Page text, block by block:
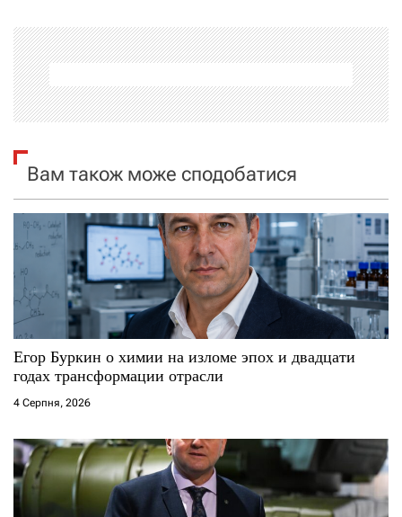
а
ц
і
я
з
а
п
и
с
і
в
Вам також може сподобатися
Егор Буркин о химии на изломе эпох и двадцати
годах трансформации отрасли
4 Серпня, 2026